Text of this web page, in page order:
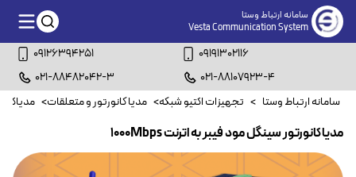
سامانه ارتباط وستا
Vesta Communication System
09126394251
09191302116
021-88482042-3
021-88107923-4
سامانه ارتباط وستا > تجهیزات اکتیو شبکه> مدیا کانورتور و متعلقات>
مدیاکانورتور سینگل مود فیبر به اترنت 1000Mbps